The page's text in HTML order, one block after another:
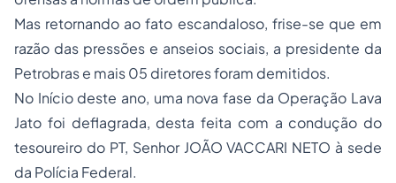
Mas retornando ao fato escandaloso, frise-se que em
razão das pressões e anseios sociais, a presidente da
Petrobras e mais 05 diretores foram demitidos.
No Início deste ano, uma nova fase da Operação Lava
Jato foi deflagrada, desta feita com a condução do
tesoureiro do PT, Senhor JOÃO VACCARI NETO à sede
da Polícia Federal.